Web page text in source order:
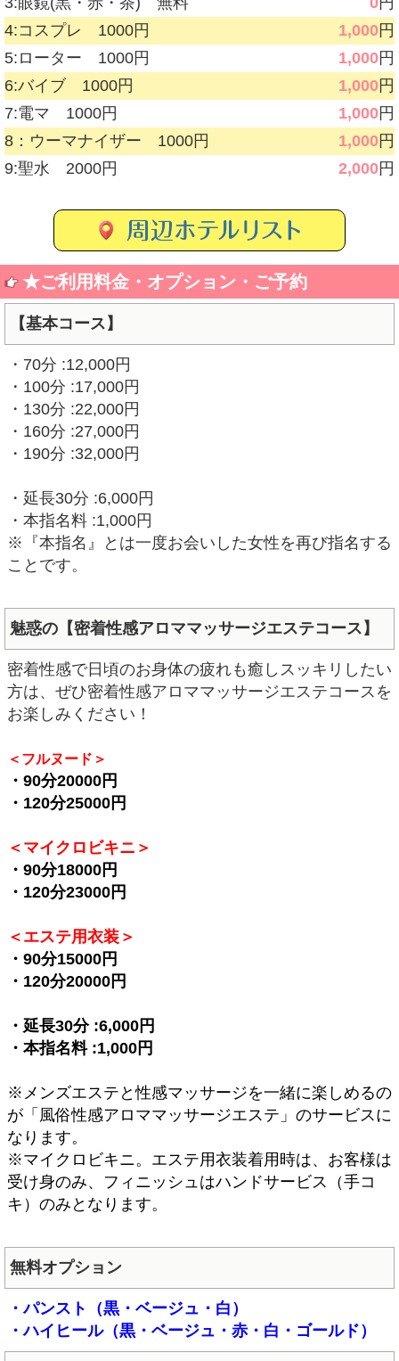
4:コスプレ 1000円
1,000円
5:ローター 1000円
1,000円
6:バイブ 1000円
1,000円
7:電マ 1000円
1,000円
8：ウーマナイザー 1000円
1,000円
9:聖水 2000円
2,000円
★ご利用料金・オプション・ご予約
【基本コース】
・70分 :12,000円
・100分 :17,000円
・130分 :22,000円
・160分 :27,000円
・190分 :32,000円
・延長30分 :6,000円
・本指名料 :1,000円
※『本指名』とは一度お会いした女性を再び指名する
ことです。
魅惑の【密着性感アロママッサージエステコース】
密着性感で日頃のお身体の疲れも癒しスッキリしたい
方は、ぜひ密着性感アロママッサージエステコースを
お楽しみください！
＜フルヌード＞
・90分20000円
・120分25000円
＜マイクロビキニ＞
・90分18000円
・120分23000円
＜エステ用衣装＞
・90分15000円
・120分20000円
・延長30分 :6,000円
・本指名料 :1,000円
※メンズエステと性感マッサージを一緒に楽しめるの
が「風俗性感アロママッサージエステ」のサービスに
なります。
※マイクロビキニ。エステ用衣装着用時は、お客様は
受け身のみ、フィニッシュはハンドサービス（手コ
キ）のみとなります。
無料オプション
・パンスト（黒・ベージュ・白）
・ハイヒール（黒・ベージュ・赤・白・ゴールド）